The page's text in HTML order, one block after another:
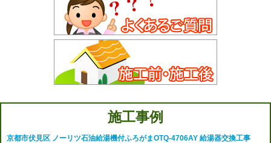
施工事例
京都市伏見区 ノーリツ石油給湯機付ふろがまOTQ-4706AY 給湯器交換工事